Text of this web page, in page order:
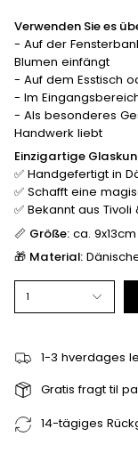
Verwenden Sie es
- Auf der
Blumen einfängt
- Auf dem Esstisch
- Im
- Als besonderes
Handwerk liebt
Einzigartige
✅ Handgefertigt in
✅ Schafft eine
✅ Bekannt aus
📏 Größe: ca. 9x13cm
🎁 Material:
1
1-3 hverdages
Gratis fragt til
14-tägiges